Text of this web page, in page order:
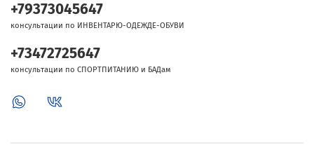
+79373045647
консультации по ИНВЕНТАРЮ-ОДЕЖДЕ-ОБУВИ
+73472725647
консультации по СПОРТПИТАНИЮ и БАДам